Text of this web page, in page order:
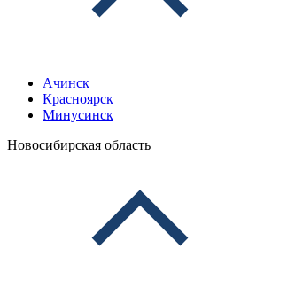
Ачинск
Красноярск
Минусинск
Новосибирская область